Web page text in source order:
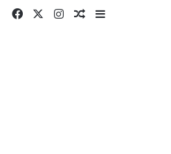
FacebookInstagramArtigo aleatório
Barra Lateral